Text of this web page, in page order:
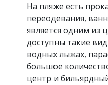
На пляже есть
переодевания,
является одним из
доступны такие
водных лыжах,
большое
центр и